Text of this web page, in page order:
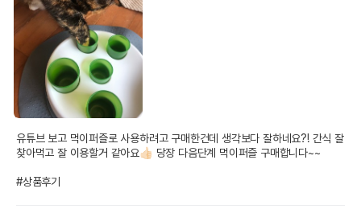
유튜브 보고 먹이퍼즐로 사용하려고 구매한건데 생각보다 잘하네요?! 간식 잘
찾아먹고 잘 이용할거 같아요👍🏻 당장 다음단계 먹이퍼즐 구매합니다~~
#상품후기